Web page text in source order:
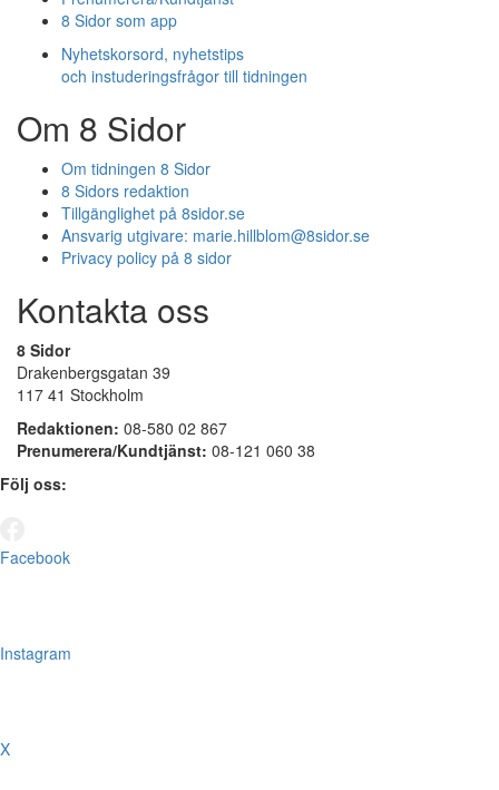
8 Sidor som app
Nyhetskorsord, nyhetstips
och instuderingsfrågor till tidningen
Om 8 Sidor
Om tidningen 8 Sidor
8 Sidors redaktion
Tillgänglighet på 8sidor.se
Ansvarig utgivare: marie.hillblom@8sidor.se
Privacy policy på 8 sidor
Kontakta oss
8 Sidor
Drakenbergsgatan 39
117 41 Stockholm
Redaktionen: 08-580 02 867
Prenumerera/Kundtjänst: 08-121 060 38
Följ oss:
Facebook
Instagram
X